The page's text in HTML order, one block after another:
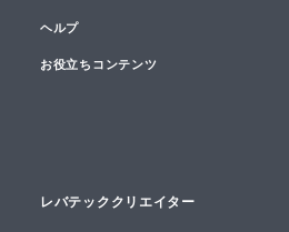
ヘルプ
お役立ちコンテンツ
レバテッククリエイター